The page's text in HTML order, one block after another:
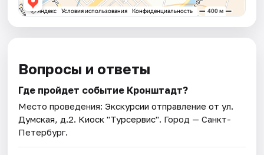
Вопросы и ответы
Где пройдет событие Кронштадт?
Место проведения:Экскурсии отправление от ул.
Думская, д.2. Киоск "Турсервис". Город — Санкт-
Петербург.